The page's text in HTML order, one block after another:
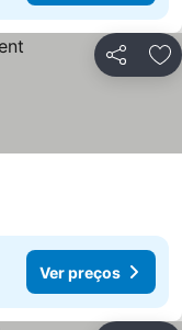
Partilhar
Ver preços